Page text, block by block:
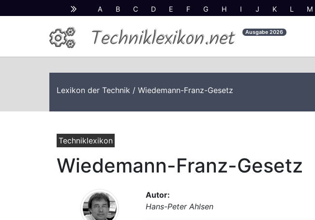
A B C D E F G H I J K L M
Techniklexikon.net Ausgabe2026
Lexikon der Technik / Wiedemann-Franz-Gesetz
Techniklexikon
Wiedemann-Franz-Gesetz
Autor:
Hans-Peter Ahlsen